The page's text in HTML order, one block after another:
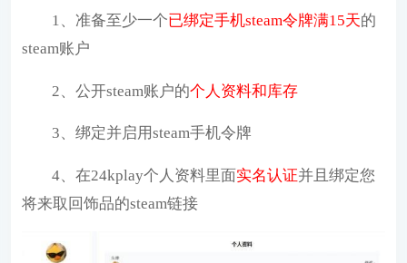
1、准备至少一个已绑定手机steam令牌满15天的
steam账户
2、公开steam账户的个人资料和库存
3、绑定并启用steam手机令牌
4、在24kplay个人资料里面实名认证并且绑定您
将来取回饰品的steam链接